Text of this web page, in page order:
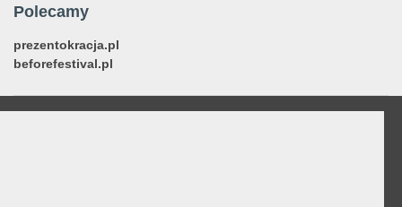
Polecamy
prezentokracja.pl
beforefestival.pl